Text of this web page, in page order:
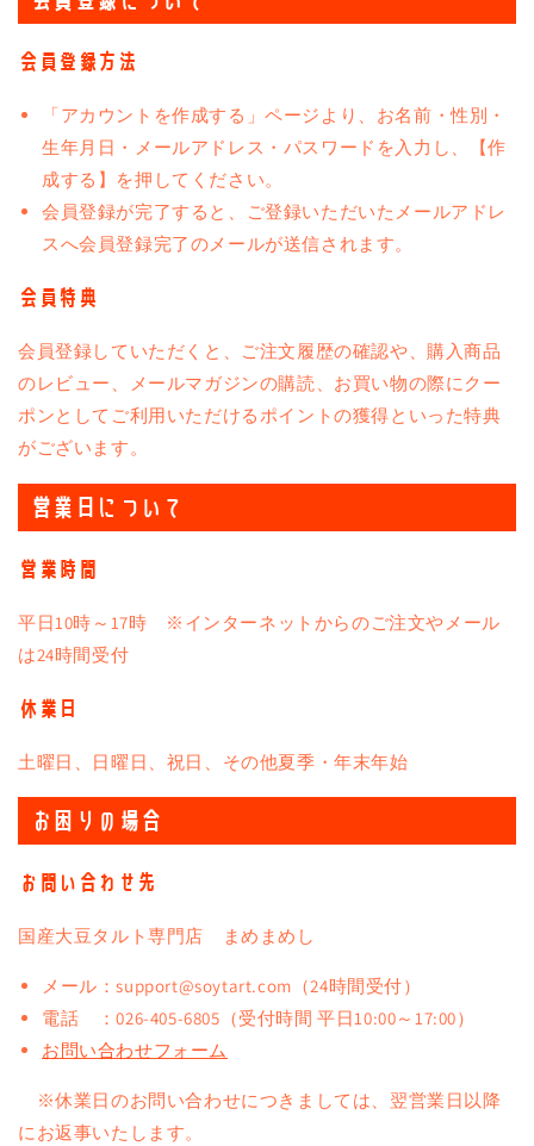
会員登録方法
「アカウントを作成する」ページより、お名前・性別・
生年月日・メールアドレス・パスワードを入力し、【作
成する】を押してください。
会員登録が完了すると、ご登録いただいたメールアドレ
スへ会員登録完了のメールが送信されます。
会員特典
会員登録していただくと、ご注文履歴の確認や、購入商品
のレビュー、メールマガジンの購読、お買い物の際にクー
ポンとしてご利用いただけるポイントの獲得といった特典
がございます。
営業日について
営業時間
平日10時～17時 ※インターネットからのご注文やメール
は24時間受付
休業日
土曜日、日曜日、祝日、その他夏季・年末年始
お困りの場合
お問い合わせ先
国産大豆タルト専門店 まめまめし
メール：support@soytart.com（24時間受付）
電話 ：026-405-6805（受付時間 平日10:00～17:00）
お問い合わせフォーム
※休業日のお問い合わせにつきましては、翌営業日以降
にお返事いたします。